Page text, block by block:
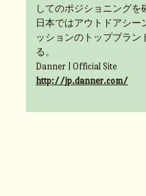
してのポジショニングを
日本ではアウトドアシー
ッションのトップブラン
る。
Danner | Official Site
http://jp.danner.com/